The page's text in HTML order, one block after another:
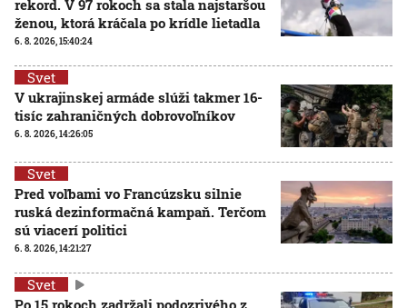
rekord. V 97 rokoch sa stala najstaršou
ženou, ktorá kráčala po krídle lietadla
6. 8. 2026, 15:40:24
Svet
V ukrajinskej armáde slúži takmer 16-
tisíc zahraničných dobrovoľníkov
6. 8. 2026, 14:26:05
Svet
Pred voľbami vo Francúzsku silnie
ruská dezinformačná kampaň. Terčom
sú viacerí politici
6. 8. 2026, 14:21:27
Svet